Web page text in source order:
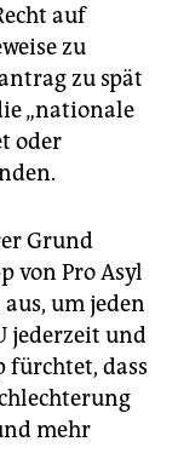
auf
zu
zu spät
„nationale
oder
Grund
von Pro Asyl
um jeden
jederzeit und
fürchtet, dass
mehr